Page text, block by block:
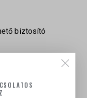
biztosító